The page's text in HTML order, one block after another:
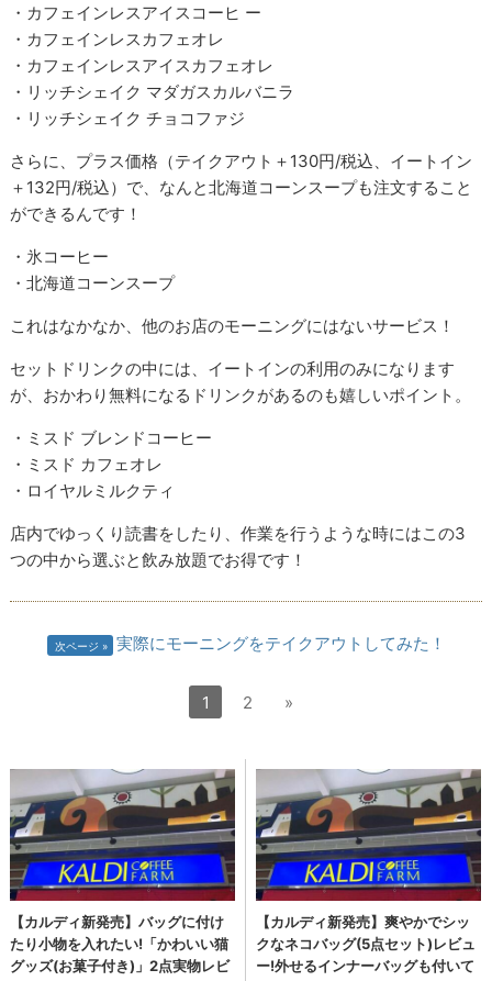
・カフェインレスアイスコーヒ ー
・カフェインレスカフェオレ
・カフェインレスアイスカフェオレ
・リッチシェイク マダガスカルバニラ
・リッチシェイク チョコファジ
さらに、プラス価格（テイクアウト＋130円/税込、イートイン
＋132円/税込）で、なんと北海道コーンスープも注文すること
ができるんです！
・氷コーヒー
・北海道コーンスープ
これはなかなか、他のお店のモーニングにはないサービス！
セットドリンクの中には、イートインの利用のみになります
が、おかわり無料になるドリンクがあるのも嬉しいポイント。
・ミスド ブレンドコーヒー
・ミスド カフェオレ
・ロイヤルミルクティ
店内でゆっくり読書をしたり、作業を行うような時にはこの3
つの中から選ぶと飲み放題でお得です！
次ページ 実際にモーニングをテイクアウトしてみた！
1 2 »